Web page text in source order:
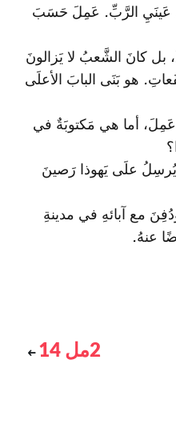
عَينَيِ الرَّبِّ. عَمِلَ حَسَبَ
بل كانَ الشَّعبُ لا يَزالونَ
هو بَنَى البابَ الأعلَى
عَمِلَ، أما هي مَكتوبَةٌ في
يُرسِلُ علَى يَهوذا رَصينَ
مع آبائهِ في مدينةِ
عنهُ.
2مل 14